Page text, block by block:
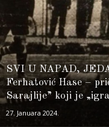
SVI U NAPAD,
Ferhatović Hase –
Sarajlije” koji je
27. Januara 2024.